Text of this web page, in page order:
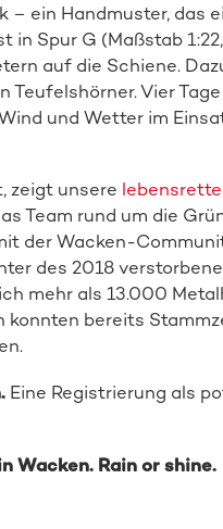
ein Handmuster, das
in Spur G (Maßstab
auf die Schiene.
Vier
und Wetter im
zeigt unsere
Team rund um die
der Wacken-
des 2018
mehr als 13.000
bereits
Eine Registrierung als
Wacken. Rain or shine.
Spender:in